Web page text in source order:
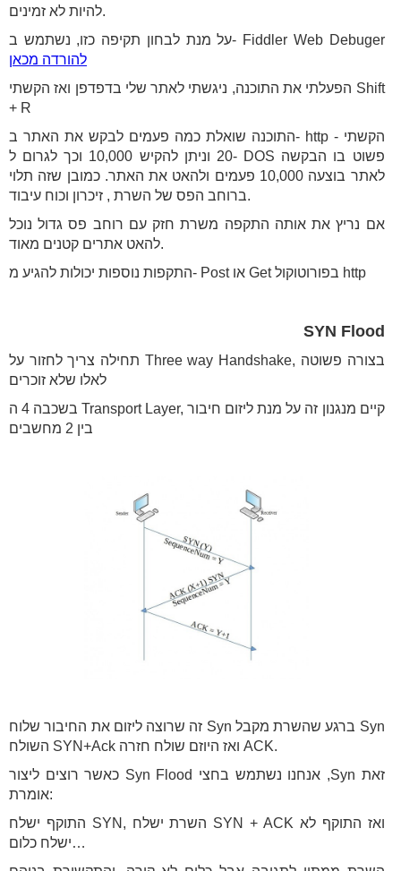
להיות לא זמינים.
על מנת לבחון תקיפה כזו, נשתמש ב- Fiddler Web Debuger
להורדה מכאן
הפעלתי את התוכנה, ניגשתי לאתר שלי בדפדפן ואז הקשתי Shift
+ R
התוכנה שואלת כמה פעמים לבקש את האתר ב- http - הקשתי
20 וניתן להקיש 10,000 וכך לגרום ל- DOS פשוט בו הבקשה
לאתר בוצעה 10,000 פעמים ולהאט את האתר. כמובן שזה תלוי
ברוחב הפס של השרת , זיכרון וכוח עיבוד.
אם נריץ את אותה התקפה משרת חזק עם רוחב פס גדול נוכל
להאט אתרים קטנים מאוד.
התקפות נוספות יכולות להגיע מ- Post או Get בפורוטוקול http
SYN Flood
תחילה צריך לחזור על Three way Handshake, בצורה פשוטה
לאלו שלא זוכרים
בשכבה 4 ה Transport Layer, קיים מנגנון זה על מנת ליזום חיבור
בין 2 מחשבים
זה שרוצה ליזום את החיבור שלוח Syn ברגע שהשרת מקבל Syn
השולח SYN+Ack ואז היוזם שולח חזרה ACK.
כאשר רוצים ליצור Syn Flood אנחנו נשתמש בחצי ,Syn זאת
אומרת:
התוקף ישלח SYN, השרת ישלח SYN + ACK ואז התוקף לא
ישלח כלום…